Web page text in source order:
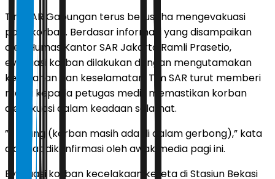
Tim SAR Gabungan terus berusaha mengevakuasi
para korban. Berdasar informasi yang disampaikan
oleh Humas Kantor SAR Jakarta Ramli Prasetio,
evakuasi korban dilakukan dengan mengutamakan
keamanan dan keselamatan. Tim SAR turut memberi
ruang kepada petugas medis memastikan korban
dievakuasi dalam keadaan selamat.
”3 orang (korban masih ada di dalam gerbong),” kata
dia saat dikonfirmasi oleh awak media pagi ini.
Evakuasi korban kecelakaan kereta di Stasiun Bekasi